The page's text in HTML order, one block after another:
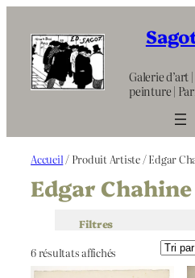
contenu
Galerie d’art
peinture |
Accueil / Produit Artiste / Edgar
Edgar Chahine
Filtres
6 résultats affichés